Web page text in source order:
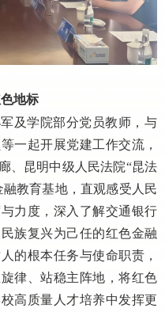
地标
及学院部分党员教师，与
一起开展党建工作交流，
、昆明中级人民法院“昆法
教育基地，直观感受人民
力度，深入了解交通银行
族复兴为己任的红色金融
的根本任务与使命职责，
律、站稳主阵地，将红色
高质量人才培养中发挥更